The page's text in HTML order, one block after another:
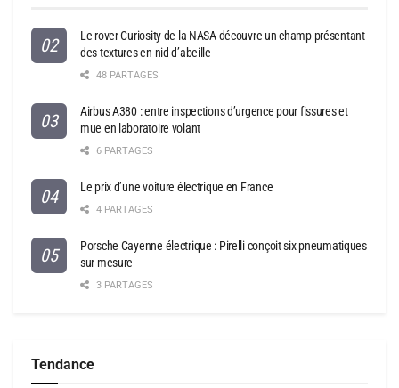
Le rover Curiosity de la NASA découvre un champ présentant
des textures en nid d’abeille
48 PARTAGES
Airbus A380 : entre inspections d’urgence pour fissures et
mue en laboratoire volant
6 PARTAGES
Le prix d’une voiture électrique en France
4 PARTAGES
Porsche Cayenne électrique : Pirelli conçoit six pneumatiques
sur mesure
3 PARTAGES
Tendance